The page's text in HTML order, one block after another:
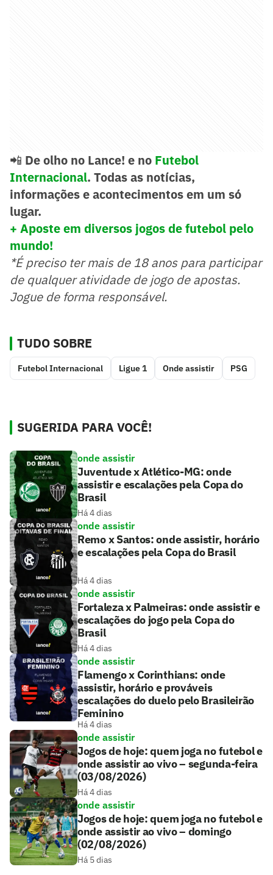
📲 De olho no Lance! e no Futebol
Internacional. Todas as notícias,
informações e acontecimentos em um só
lugar.
+ Aposte em diversos jogos de futebol pelo
mundo!
*É preciso ter mais de 18 anos para participar
de qualquer atividade de jogo de apostas.
Jogue de forma responsável.
TUDO SOBRE
Futebol Internacional Ligue 1 Onde assistir PSG
SUGERIDA PARA VOCÊ!
onde assistir
Juventude x Atlético-MG: onde
assistir e escalações pela Copa do
Brasil
Há 4 dias
onde assistir
Remo x Santos: onde assistir, horário
e escalações pela Copa do Brasil
Há 4 dias
onde assistir
Fortaleza x Palmeiras: onde assistir e
escalações do jogo pela Copa do
Brasil
Há 4 dias
onde assistir
Flamengo x Corinthians: onde
assistir, horário e prováveis
escalações do duelo pelo Brasileirão
Feminino
Há 4 dias
onde assistir
Jogos de hoje: quem joga no futebol e
onde assistir ao vivo – segunda-feira
(03/08/2026)
Há 4 dias
onde assistir
Jogos de hoje: quem joga no futebol e
onde assistir ao vivo – domingo
(02/08/2026)
Há 5 dias